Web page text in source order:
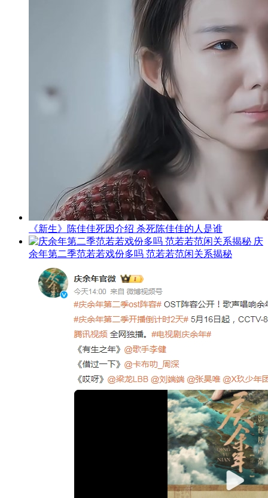
《新生》陈佳佳死因介绍 杀死陈佳佳的人是谁
庆
余年第二季范若若戏份多吗 范若若范闲关系揭秘